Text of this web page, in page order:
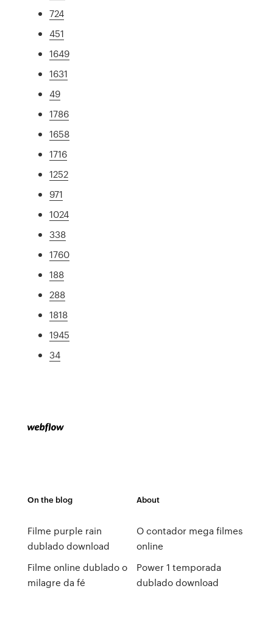
724
451
1649
1631
49
1786
1658
1716
1252
971
1024
338
1760
188
288
1818
1945
34
On the blog
Filme purple rain
dublado download
Filme online dublado o
milagre da fé
About
O contador mega filmes
online
Power 1 temporada
dublado download